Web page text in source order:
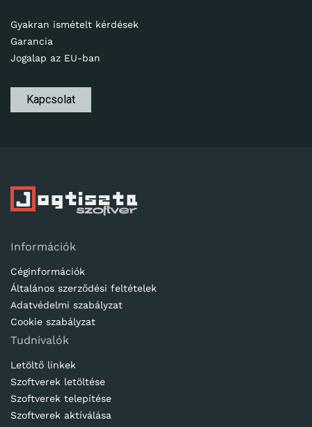
Gyakran ismételt kérdések
Garancia
Jogalap az EU-ban
Kapcsolat
Információk
Céginformációk
Általános szerződési feltételek
Adatvédelmi szabályzat
Cookie szabályzat
Tudnivalók
Letöltő linkek
Szoftverek letöltése
Szoftverek telepítése
Szoftverek aktíválása